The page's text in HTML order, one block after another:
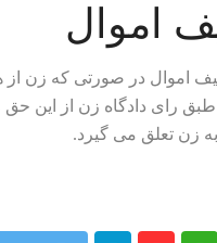
اموال
اموال در صورتی که زن از
رای دادگاه زن از این
به زن تعلق می گیرد.